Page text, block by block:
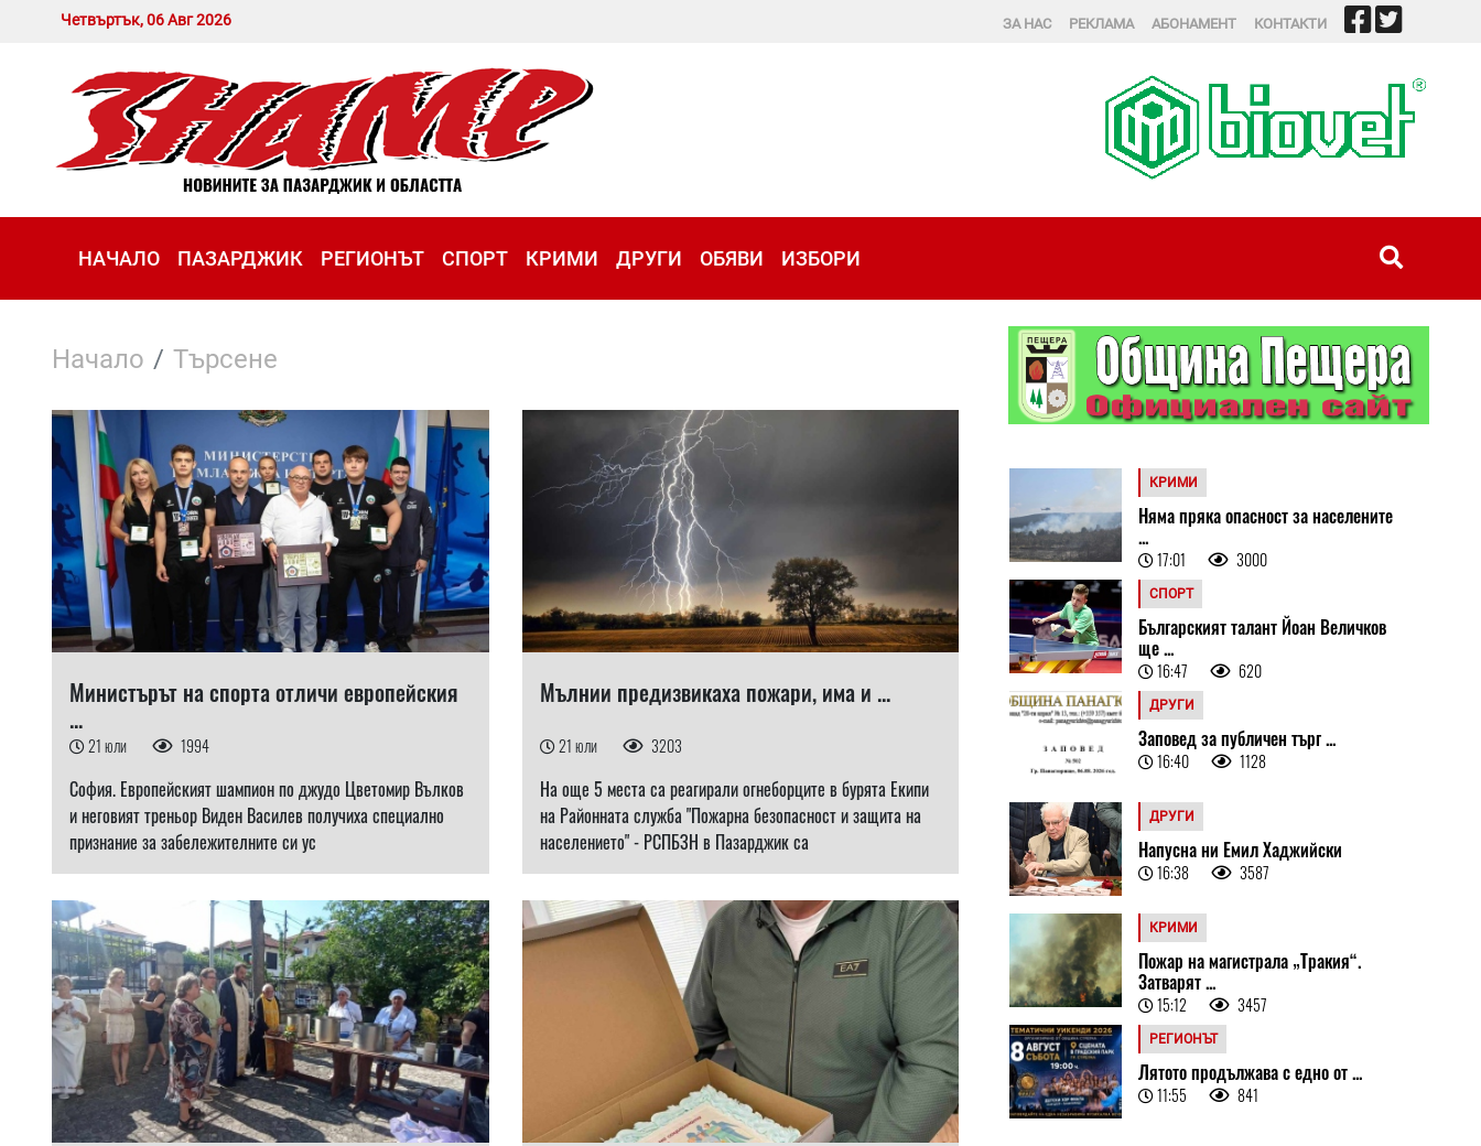
Четвъртък, 06 Авг 2026 ЗА НАС РЕКЛАМА АБОНАМЕНТ КОНТАКТИ
НАЧАЛО ПАЗАРДЖИК РЕГИОНЪТ СПОРТ КРИМИ ДРУГИ ОБЯВИ ИЗБОРИ
Начало Търсене
Министърът на спорта отличи европейския
...
21 юли 1994
София. Европейският шампион по джудо Цветомир Вълков
и неговият треньор Виден Василев получиха специално
признание за забележителните си ус
Мълнии предизвикаха пожари, има и ...
21 юли 3203
На още 5 места са реагирали огнеборците в бурята Екипи
на Районната служба "Пожарна безопасност и защита на
населението" - РСПБЗН в Пазарджик са
КРИМИ
Няма пряка опасност за населените
...
17:01 3000
СПОРТ
Българският талант Йоан Величков
ще ...
16:47 620
ДРУГИ
Заповед за публичен търг ...
16:40 1128
ДРУГИ
Напусна ни Емил Хаджийски
16:38 3587
КРИМИ
Пожар на магистрала „Тракия“.
Затварят ...
15:12 3457
РЕГИОНЪТ
Лятото продължава с едно от ...
11:55 841